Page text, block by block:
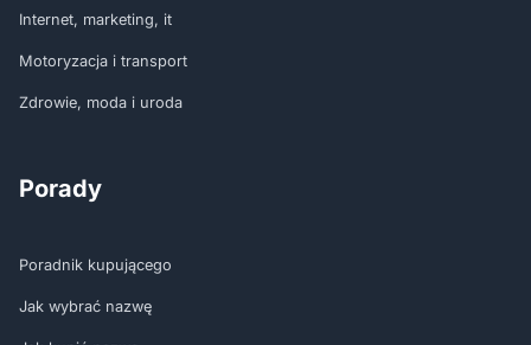
Internet, marketing, it
Motoryzacja i transport
Zdrowie, moda i uroda
Porady
Poradnik kupującego
Jak wybrać nazwę